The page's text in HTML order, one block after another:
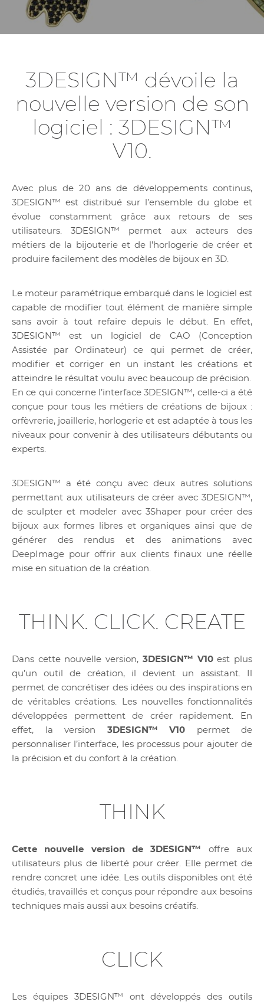
3DESIGN™ dévoile la
nouvelle version de son
logiciel : 3DESIGN™
V10.
Avec plus de 20 ans de développements continus,
3DESIGN™ est distribué sur l’ensemble du globe et
évolue constamment grâce aux retours de ses
utilisateurs. 3DESIGN™ permet aux acteurs des
métiers de la bijouterie et de l’horlogerie de créer et
produire facilement des modèles de bijoux en 3D.
Le moteur paramétrique embarqué dans le logiciel est
capable de modifier tout élément de manière simple
sans avoir à tout refaire depuis le début. En effet,
3DESIGN™ est un logiciel de CAO (Conception
Assistée par Ordinateur) ce qui permet de créer,
modifier et corriger en un instant les créations et
atteindre le résultat voulu avec beaucoup de précision.
En ce qui concerne l’interface 3DESIGN™, celle-ci a été
conçue pour tous les métiers de créations de bijoux :
orfèvrerie, joaillerie, horlogerie et est adaptée à tous les
niveaux pour convenir à des utilisateurs débutants ou
experts.
3DESIGN™ a été conçu avec deux autres solutions
permettant aux utilisateurs de créer avec 3DESIGN™,
de sculpter et modeler avec 3Shaper pour créer des
bijoux aux formes libres et organiques ainsi que de
générer des rendus et des animations avec
DeepImage pour offrir aux clients finaux une réelle
mise en situation de la création.
THINK. CLICK. CREATE
Dans cette nouvelle version, 3DESIGN™ V10est plus
qu’un outil de création, il devient un assistant. Il
permet de concrétiser des idées ou des inspirations en
de véritables créations. Les nouvelles fonctionnalités
développées permettent de créer rapidement. En
effet, la version 3DESIGN™ V10 permet de
personnaliser l’interface, les processus pour ajouter de
la précision et du confort à la création.
THINK
Cette nouvelle version de 3DESIGN™ offre aux
utilisateurs plus de liberté pour créer. Elle permet de
rendre concret une idée. Les outils disponibles ont été
étudiés, travaillés et conçus pour répondre aux besoins
techniques mais aussi aux besoins créatifs.
CLICK
Les équipes 3DESIGN™ ont développés des outils